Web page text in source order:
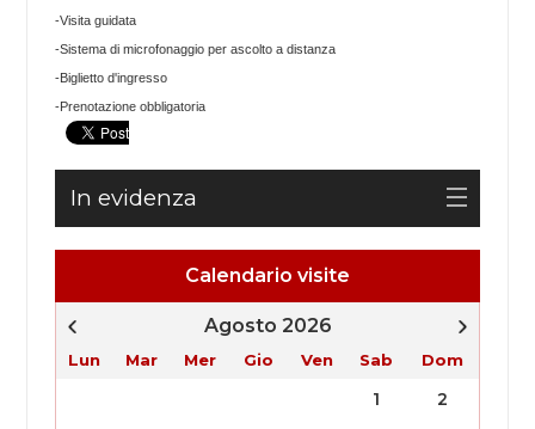
Calendario visite
Agosto 2026
Lun Mar Mer Gio Ven Sab Dom
1
2
-Visita guidata
-Sistema di microfonaggio per ascolto a distanza
-Biglietto d'ingresso
-Prenotazione obbligatoria
In evidenza